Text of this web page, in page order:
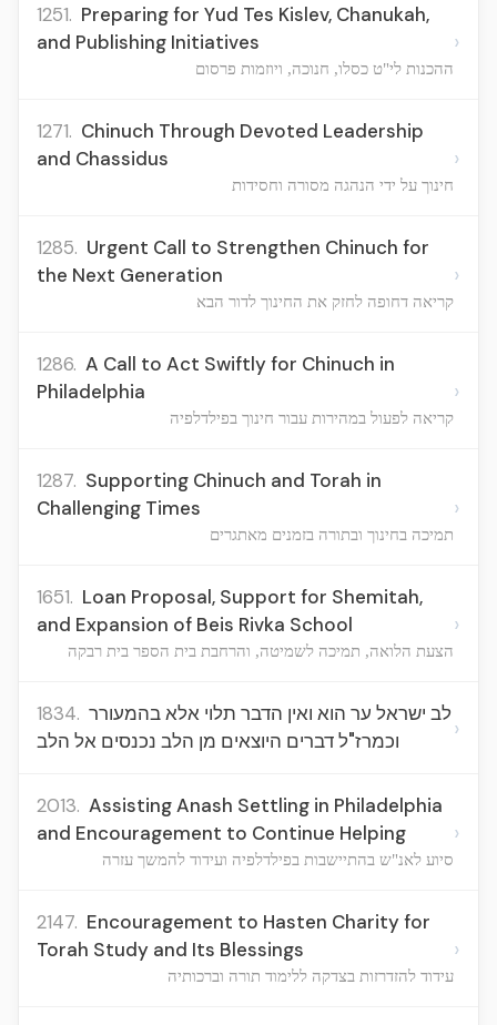
1251. Preparing for Yud Tes Kislev, Chanukah,
and Publishing Initiatives
ההכנות לי"ט כסלו, חנוכה, ויוזמות פרסום
›
1271. Chinuch Through Devoted Leadership
and Chassidus
חינוך על ידי הנהגה מסורה וחסידות
›
1285. Urgent Call to Strengthen Chinuch for
the Next Generation
קריאה דחופה לחזק את החינוך לדור הבא
›
1286. A Call to Act Swiftly for Chinuch in
Philadelphia
קריאה לפעול במהירות עבור חינוך בפילדלפיה
›
1287. Supporting Chinuch and Torah in
Challenging Times
תמיכה בחינוך ובתורה בזמנים מאתגרים
›
1651. Loan Proposal, Support for Shemitah,
and Expansion of Beis Rivka School
הצעת הלואה, תמיכה לשמיטה, והרחבת בית הספר בית רבקה
›
1834.
וכמרז"ל דברים היוצאים מן הלב נכנסים אל הלב
›
2013. Assisting Anash Settling in Philadelphia
and Encouragement to Continue Helping
סיוע לאנ"ש בהתיישבות בפילדלפיה ועידוד להמשך עזרה
›
2147. Encouragement to Hasten Charity for
Torah Study and Its Blessings
עידוד להזדרזות בצדקה ללימוד תורה וברכותיה
›